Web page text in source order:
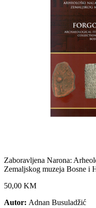
Zaboravljena Narona:
Zemaljskog muzeja Bosne i
50,00 KM
Autor: Adnan Busuladžić